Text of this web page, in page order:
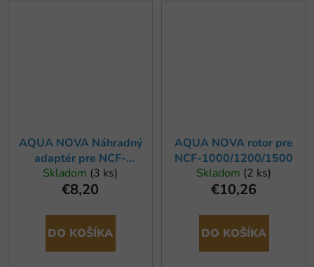
AQUA NOVA Náhradný
adaptér pre NCF-
600/800
Skladom (3 ks)
€8,20
DO KOŠÍKA
AQUA NOVA rotor pre
NCF-1000/1200/1500
Skladom (2 ks)
€10,26
DO KOŠÍKA